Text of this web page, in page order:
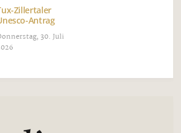
Zillertaler
Antrag
30. Juli